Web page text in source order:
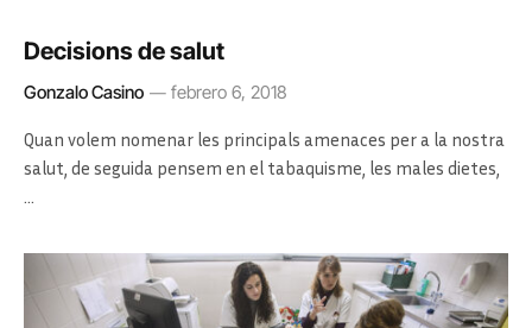
Decisions de salut
Gonzalo Casino febrero 6, 2018
Quan volem nomenar les principals amenaces per a la nostra
salut, de seguida pensem en el tabaquisme, les males dietes,
…